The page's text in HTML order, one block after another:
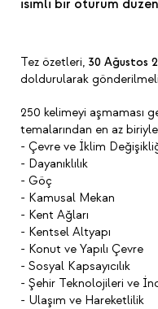
isimli bir oturum
Tez özetleri, 30 Ağustos
doldurularak
250 kelimeyi aşmaması
temalarından en az
- Çevre ve İklim
- Dayanıklılık
- Göç
- Kamusal Mekan
- Kent Ağları
- Kentsel Altyapı
- Konut ve Yapılı Çevre
- Sosyal Kapsayıcılık
- Şehir Teknolojileri ve
- Ulaşım ve Hareketlilik